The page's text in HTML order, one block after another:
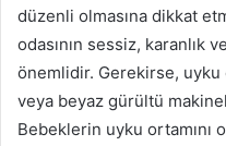
düzenli olmasına dikkat
odasının sessiz, karanlık
önemlidir. Gerekirse, uyku
veya beyaz gürültü
Bebeklerin uyku ortamını